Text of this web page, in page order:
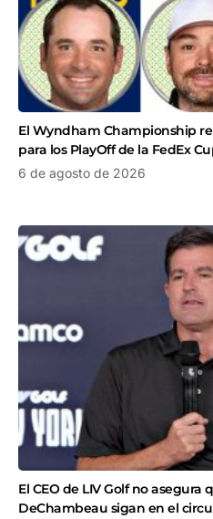
El Wyndham Championship
para los PlayOff de la FedEx
6 de agosto de 2026
El CEO de LIV Golf no asegura
DeChambeau sigan en el